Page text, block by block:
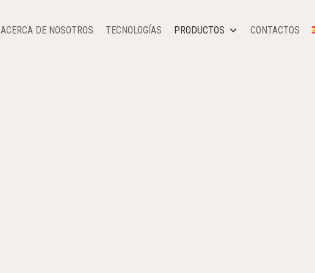
ACERCA DE NOSOTROS TECNOLOGÍAS PRODUCTOS CONTACTOS